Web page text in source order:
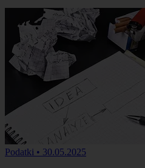
Podatki • 30.05.2025